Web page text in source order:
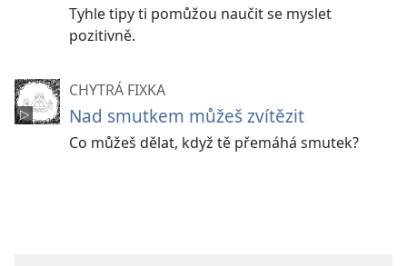
Tyhle tipy ti pomůžou naučit se myslet
pozitivně.
CHYTRÁ FIXKA
Nad smutkem můžeš zvítězit
Co můžeš dělat, když tě přemáhá smutek?